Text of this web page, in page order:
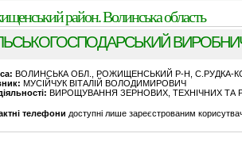
район. Волинська область
ВОЛИНСЬКА ОБЛ., РОЖИЩЕНСЬКИЙ Р-Н, С.РУДКА-
МУСIЙЧУК ВIТАЛIЙ ВОЛОДИМИРОВИЧ
ВИРОЩУВАННЯ ЗЕРНОВИХ, ТЕХНІЧНИХ ТА
телефони доступні лише зареєстрованим